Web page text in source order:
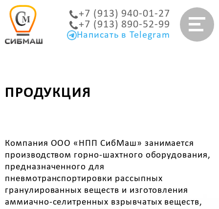
+7 (913) 940-01-27
+7 (913) 890-52-99
Написать в Telegram
ПРОДУКЦИЯ
Компания ООО «НПП СибМаш» занимается
производством горно-шахтного оборудования,
предназначенного для
пневмотранспортировки рассыпных
гранулированных веществ и изготовления
аммиачно-селитренных взрывчатых веществ,